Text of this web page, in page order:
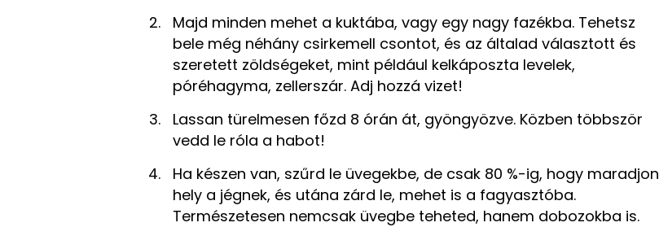
Majd minden mehet a kuktába, vagy egy nagy fazékba. Tehetsz
bele még néhány csirkemell csontot, és az általad választott és
szeretett zöldségeket, mint például kelkáposzta levelek,
póréhagyma, zellerszár. Adj hozzá vizet!
Lassan türelmesen főzd 8 órán át, gyöngyözve. Közben többször
vedd le róla a habot!
Ha készen van, szűrd le üvegekbe, de csak 80 %-ig, hogy maradjon
hely a jégnek, és utána zárd le, mehet is a fagyasztóba.
Természetesen nemcsak üvegbe teheted, hanem dobozokba is.